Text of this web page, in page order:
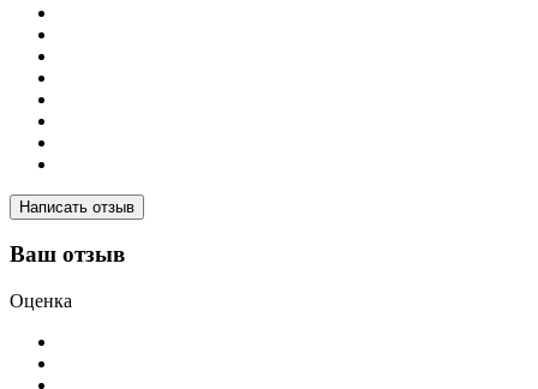
Написать отзыв
Ваш отзыв
Оценка